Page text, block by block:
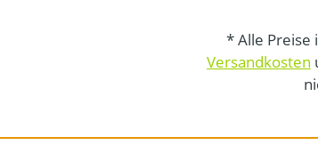
* Alle Preise
Versandkosten